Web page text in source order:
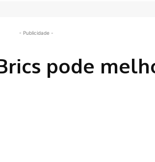
- Publicidade -
pode